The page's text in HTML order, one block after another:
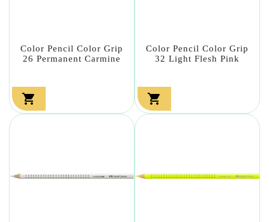
Color Pencil Color Grip
26 Permanent Carmine

Color Pencil Color Grip
32 Light Flesh Pink
